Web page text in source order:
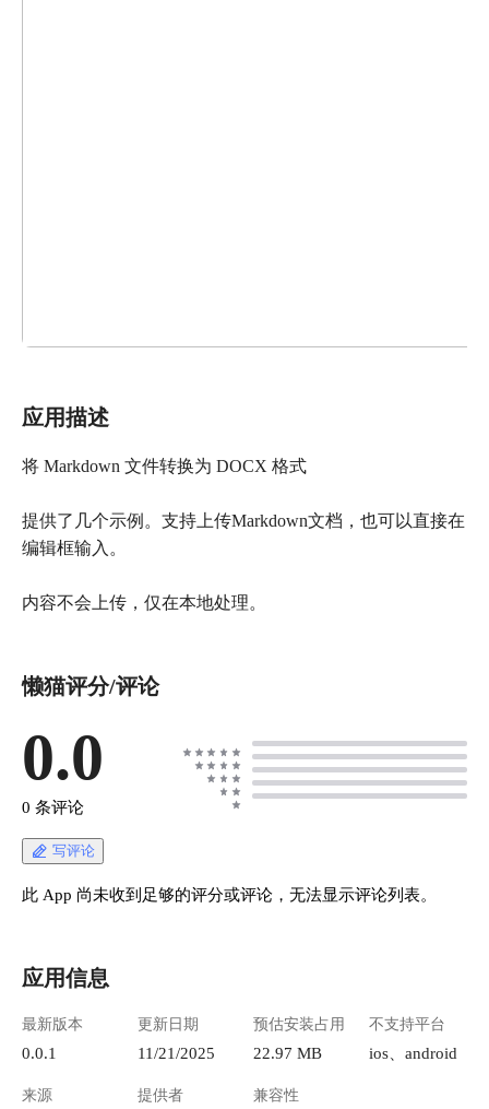
应用描述
将 Markdown 文件转换为 DOCX 格式
提供了几个示例。支持上传Markdown文档，也可以直接在
编辑框输入。
内容不会上传，仅在本地处理。
懒猫评分/评论
0.0
0 条评论
写评论
此 App 尚未收到足够的评分或评论，无法显示评论列表。
应用信息
最新版本
0.0.1
更新日期
11/21/2025
预估安装占用
22.97 MB
不支持平台
ios、android
来源 提供者 兼容性